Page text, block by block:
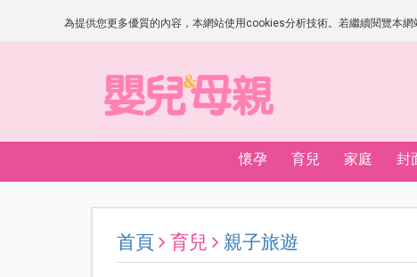
為提供您更多優質的內容，本網站使用cookies分析技術。若繼續閱覽本
懷孕 育兒 家庭 封
首頁 育兒 親子旅遊